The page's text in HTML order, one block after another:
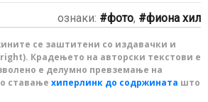
ознаки: фото, фиона хил
се заштитени со издавачки и
Крадењето на авторски текстови е
е делумно превземање на
ставање хиперлинк до содржината што